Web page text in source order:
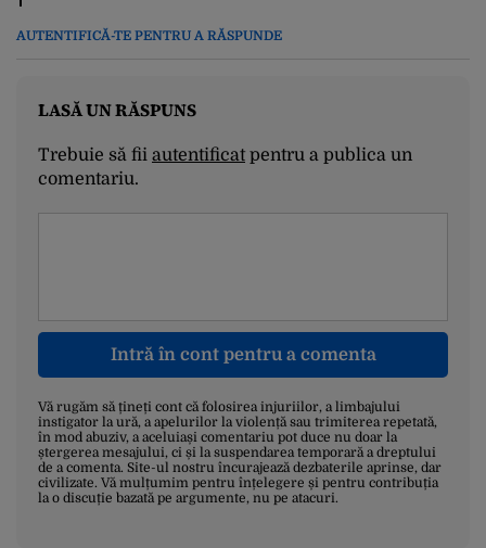
AUTENTIFICĂ-TE PENTRU A RĂSPUNDE
LASĂ UN RĂSPUNS
Trebuie să fii autentificatpentru a publica un
comentariu.
Intră în cont pentru a comenta
Vă rugăm să țineți cont că folosirea injuriilor, a limbajului
instigator la ură, a apelurilor la violență sau trimiterea repetată,
în mod abuziv, a aceluiași comentariu pot duce nu doar la
ștergerea mesajului, ci și la suspendarea temporară a dreptului
de a comenta. Site-ul nostru încurajează dezbaterile aprinse, dar
civilizate. Vă mulțumim pentru înțelegere și pentru contribuția
la o discuție bazată pe argumente, nu pe atacuri.